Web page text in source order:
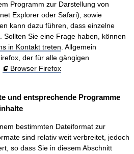
Programm zur Darstellung von
Explorer oder Safari), sowie
kann dazu führen, dass einzelne
Sollten Sie eine Frage haben, können
in Kontakt treten . Allgemein
der für alle gängigen
Browser Firefox
und entsprechende Programme
bestimmten Dateiformat zur
sind relativ weit verbreitet, jedoch
so dass Sie in diesem Abschnitt